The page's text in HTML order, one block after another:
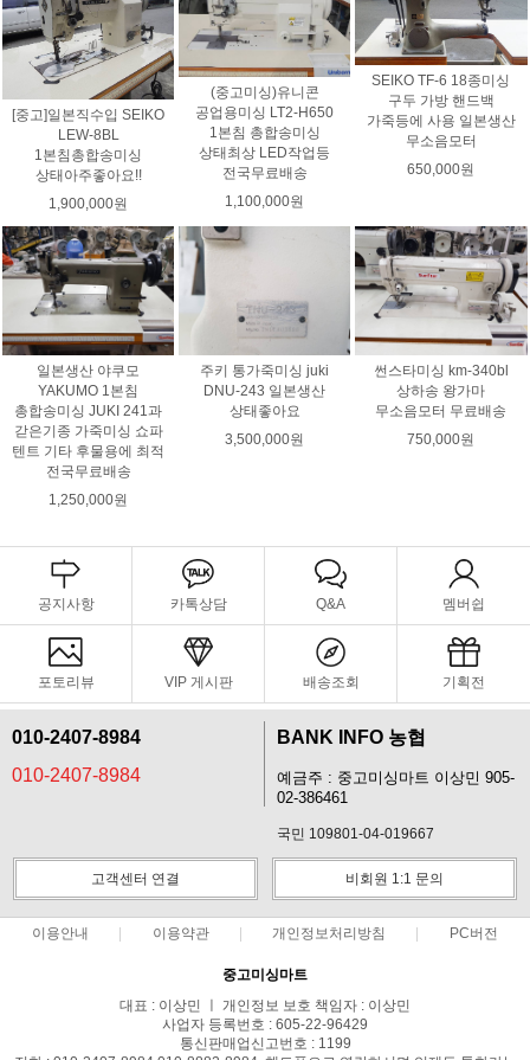
[중고]일본직수입 SEIKO
LEW-8BL
1본침총합송미싱
상태아주좋아요!!
1,900,000원
(중고미싱)유니콘
공업용미싱 LT2-H650
1본침 총합송미싱
상태최상 LED작업등
전국무료배송
1,100,000원
SEIKO TF-6 18종미싱
구두 가방 핸드백
가죽등에 사용 일본생산
무소음모터
650,000원
일본생산 야쿠모
YAKUMO 1본침
총합송미싱 JUKI 241과
갇은기종 가죽미싱 쇼파
텐트 기타 후물용에 최적
전국무료배송
1,250,000원
주키 통가죽미싱 juki
DNU-243 일본생산
상태좋아요
3,500,000원
썬스타미싱 km-340bl
상하송 왕가마
무소음모터 무료배송
750,000원
공지사항 카톡상담 Q&A 멤버쉽
포토리뷰 VIP 게시판 배송조회 기획전
010-2407-8984
010-2407-8984
BANK INFO 농협
예금주 : 중고미싱마트 이상민 905-
02-386461
국민 109801-04-019667
고객센터 연결 비회원 1:1 문의
이용안내 이용약관 개인정보처리방침 PC버전
중고미싱마트
대표 : 이상민 ㅣ 개인정보 보호 책임자 : 이상민
사업자 등록번호 : 605-22-96429
통신판매업신고번호 : 1199